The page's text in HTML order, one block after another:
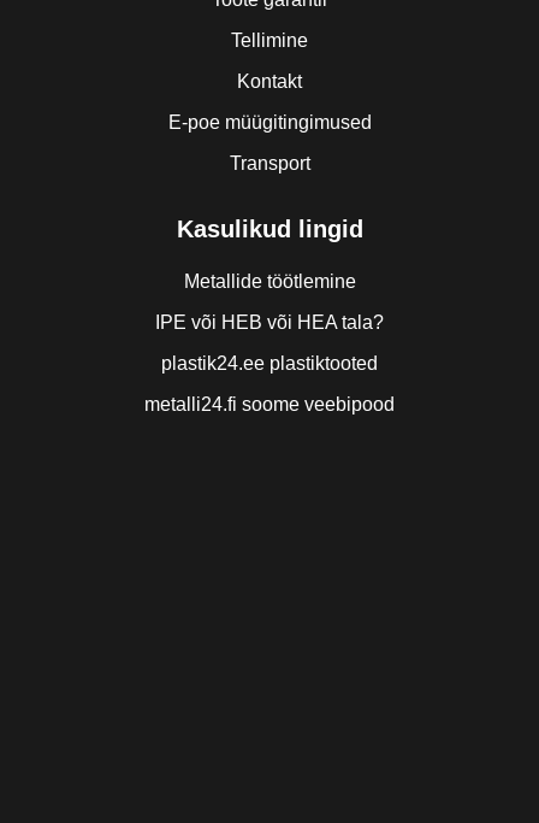
Tellimine
Kontakt
E-poe müügitingimused
Transport
Kasulikud lingid
Metallide töötlemine
IPE või HEB või HEA tala?
plastik24.ee plastiktooted
metalli24.fi soome veebipood